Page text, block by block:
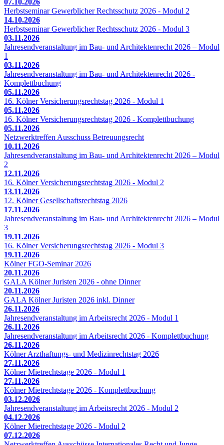
07.10.2026
Herbstseminar Gewerblicher Rechtsschutz 2026 - Modul 2
14.10.2026
Herbstseminar Gewerblicher Rechtsschutz 2026 - Modul 3
03.11.2026
Jahresendveranstaltung im Bau- und Architektenrecht 2026 – Modul
1
03.11.2026
Jahresendveranstaltung im Bau- und Architektenrecht 2026 -
Komplettbuchung
05.11.2026
16. Kölner Versicherungsrechtstag 2026 - Modul 1
05.11.2026
16. Kölner Versicherungsrechtstag 2026 - Komplettbuchung
05.11.2026
Netzwerktreffen Ausschuss Betreuungsrecht
10.11.2026
Jahresendveranstaltung im Bau- und Architektenrecht 2026 – Modul
2
12.11.2026
16. Kölner Versicherungsrechtstag 2026 - Modul 2
13.11.2026
12. Kölner Gesellschaftsrechtstag 2026
17.11.2026
Jahresendveranstaltung im Bau- und Architektenrecht 2026 – Modul
3
19.11.2026
16. Kölner Versicherungsrechtstag 2026 - Modul 3
19.11.2026
Kölner FGO-Seminar 2026
20.11.2026
GALA Kölner Juristen 2026 - ohne Dinner
20.11.2026
GALA Kölner Juristen 2026 inkl. Dinner
26.11.2026
Jahresendveranstaltung im Arbeitsrecht 2026 - Modul 1
26.11.2026
Jahresendveranstaltung im Arbeitsrecht 2026 - Komplettbuchung
26.11.2026
Kölner Arzthaftungs- und Medizinrechtstag 2026
27.11.2026
Kölner Mietrechtstage 2026 - Modul 1
27.11.2026
Kölner Mietrechtstage 2026 - Komplettbuchung
03.12.2026
Jahresendveranstaltung im Arbeitsrecht 2026 - Modul 2
04.12.2026
Kölner Mietrechtstage 2026 - Modul 2
07.12.2026